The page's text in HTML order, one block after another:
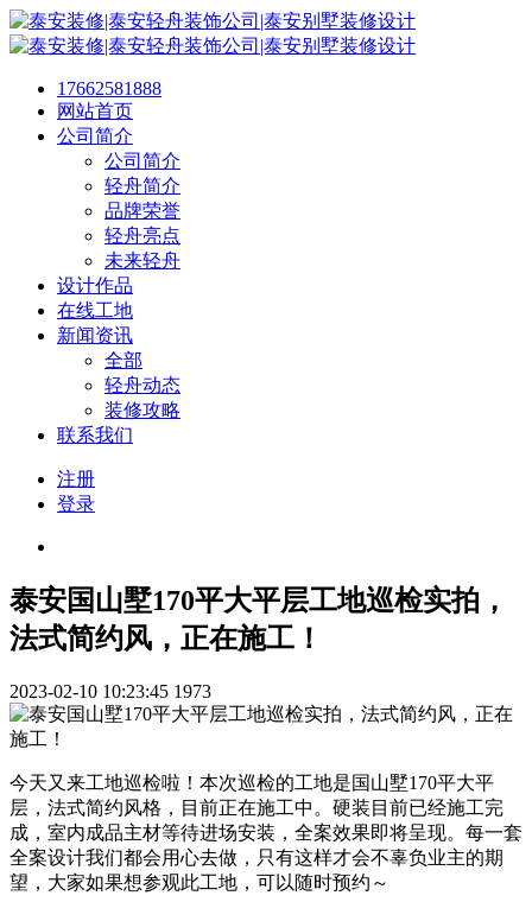
17662581888
网站首页
公司简介
公司简介
轻舟简介
品牌荣誉
轻舟亮点
未来轻舟
设计作品
在线工地
新闻资讯
全部
轻舟动态
装修攻略
联系我们
注册
登录
泰安国山墅170平大平层工地巡检实拍，
法式简约风，正在施工！
2023-02-10 10:23:45 1973
今天又来工地巡检啦！本次巡检的工地是国山墅170平大平
层，法式简约风格，目前正在施工中。硬装目前已经施工完
成，室内成品主材等待进场安装，全案效果即将呈现。每一套
全案设计我们都会用心去做，只有这样才会不辜负业主的期
望，大家如果想参观此工地，可以随时预约～